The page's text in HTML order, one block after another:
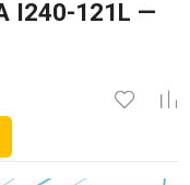
I240-121L —